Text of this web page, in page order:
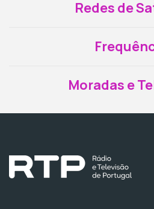
Redes de
Moradas e